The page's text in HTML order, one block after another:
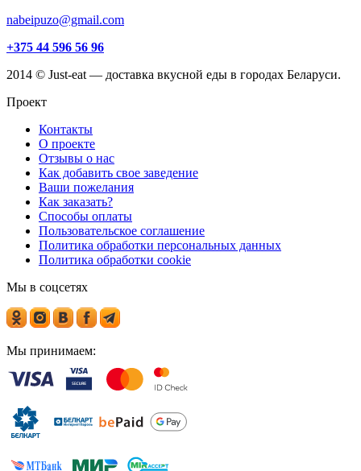
nabeipuzo@gmail.com
+375 44 596 56 96
2014 © Just-eat — доставка вкусной еды в городах Беларуси.
Проект
Контакты
О проекте
Отзывы о нас
Как добавить свое заведение
Ваши пожелания
Как заказать?
Способы оплаты
Пользовательское соглашение
Политика обработки персональных данных
Политика обработки cookie
Мы в соцсетях
Мы принимаем: